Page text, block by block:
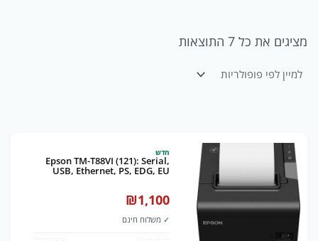
מציגים את כל ⁦7⁩ התוצאות
חדש
Epson TM-T88VI (121): Serial,
USB, Ethernet, PS, EDG, EU
₪1,100
✓ משלוח חינם